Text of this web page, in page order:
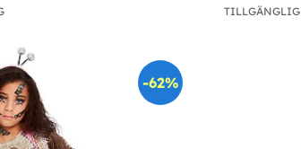
TILLGÄNGLIG
-62%